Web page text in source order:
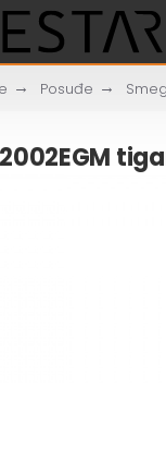
Posuđe